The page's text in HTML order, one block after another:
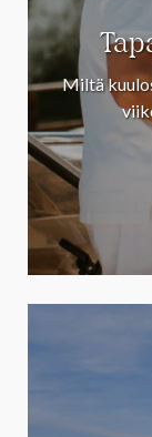
Miltä